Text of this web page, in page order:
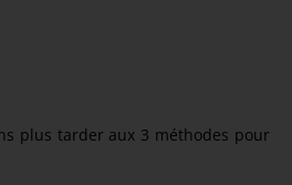
plus tarder aux 3 méthodes pour